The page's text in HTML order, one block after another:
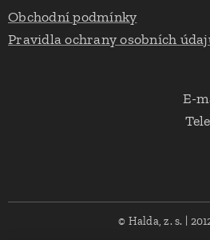
Obchodní podmínky
Pravidla ochrany osobních
E-
© Halda, z. s. |